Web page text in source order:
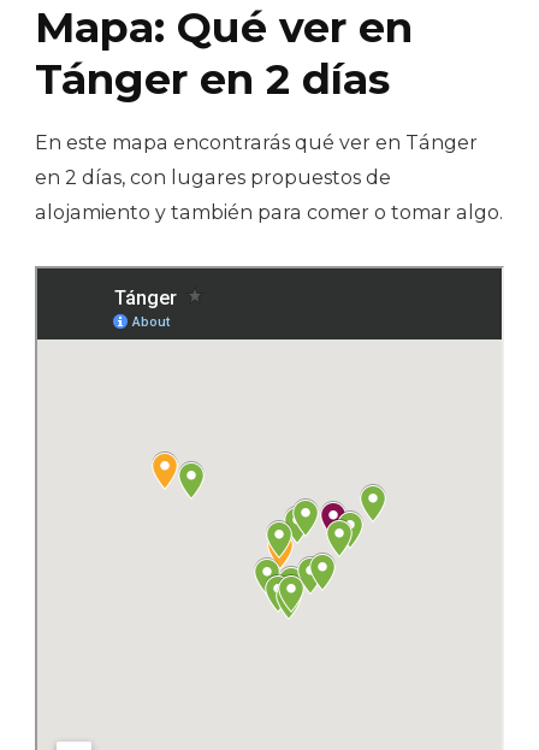
Mapa: Qué ver en
Tánger en 2 días
En este mapa encontrarás qué ver en Tánger
en 2 días, con lugares propuestos de
alojamiento y también para comer o tomar algo.